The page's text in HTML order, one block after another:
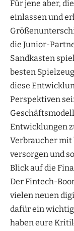
Für jene aber,
einlassen und
die Junior-
Sandkasten
besten
diese
Perspektiven
Entwicklungen
Verbraucher mit
versorgen und
Blick auf die
Der Fintech-
vielen neuen
dafür ein
haben eure